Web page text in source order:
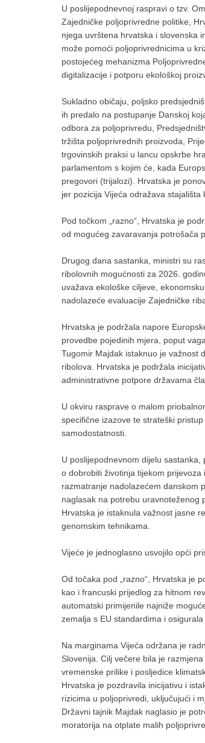
U poslijepodnevnoj raspravi o tzv.
Zajedničke poljoprivredne politike,
njega uvrštena hrvatska i slovenska
može pomoći poljoprivrednicima u
postojećeg mehanizma
digitalizacije i potporu ekološkoj
Sukladno običaju, poljsko
ih predalo na postupanje Danskoj
odbora za poljoprivredu,
tržišta poljoprivrednih proizvoda,
trgovinskih praksi u lancu opskrbe
parlamentom s kojim će, kada
pregovori (trijalozi). Hrvatska je
jer pozicija Vijeća odražava stajališta
Pod točkom „razno“, Hrvatska je
od mogućeg zavaravanja potrošača
Drugog dana sastanka, ministri su
ribolovnih mogućnosti za 2026.
uvažava ekološke ciljeve,
nadolazeće evaluacije Zajedničke
Hrvatska je podržala napore
provedbe pojedinih mjera, poput
Tugomir Majdak istaknuo je važnost
ribolova. Hrvatska je podržala
administrativne potpore državama
U okviru rasprave o malom
specifične izazove te strateški
samodostatnosti.
U poslijepodnevnom dijelu
o dobrobiti životinja tijekom
razmatranje nadolazećem danskom
naglasak na potrebu uravnoteženog
Hrvatska je istaknula važnost jasne
genomskim tehnikama.
Vijeće je jednoglasno usvojilo opći
Od točaka pod „razno“, Hrvatska je
kao i francuski prijedlog za hitnom
automatski primijenile najniže
zemalja s EU standardima i
Na marginama Vijeća održana je
Slovenija. Cilj večere bila je
vremenske prilike i posljedice
Hrvatska je pozdravila inicijativu i
rizicima u poljoprivredi, uključujući i
Državni tajnik Majdak naglasio je
moratorija na otplate malih